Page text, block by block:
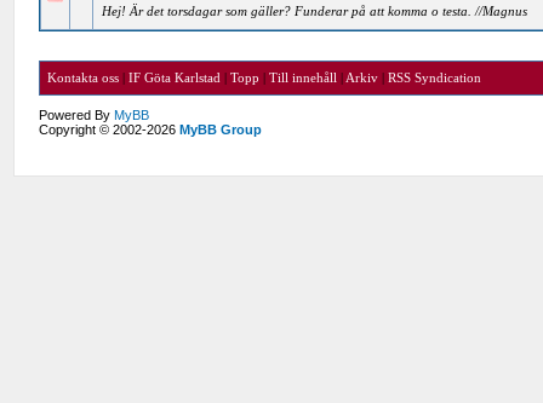
Hej! Är det torsdagar som gäller? Funderar på att komma o testa. //Magnus
Kontakta oss |IF Göta Karlstad |Topp |Till innehåll | Arkiv |RSS Syndication
Powered ByMyBB
Copyright © 2002-2026MyBB Group